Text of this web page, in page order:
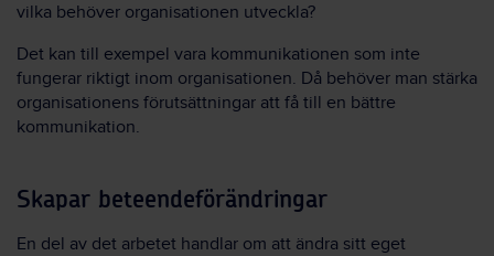
vilka behöver organisationen utveckla?
Det kan till exempel vara kommunikationen som inte
fungerar riktigt inom organisationen. Då behöver man stärka
organisationens förutsättningar att få till en bättre
kommunikation.
Skapar beteendeförändringar
En del av det arbetet handlar om att ändra sitt eget